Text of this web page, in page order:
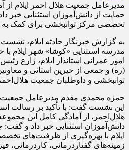
مدیرعامل جمعیت هلال احمر ایلام از
حمایت از دانش‌آموزان استثنایی خبر
تخصصی مرکز توانبخشی برای کمک به
به گزارش خبرنگار حادثه ایلام،
مدرسه استثنایی «کوشا» شهر ایلام
امور عمرانی استاندار ایلام، زارع
(ره) و جمعی از خیرین استانی و
توانبخشی و داوطلبان جمعیت
حمزه محمدی مقدم مدیرعامل جمعیت
این نشست گفت: با تأکید بر رسالت
هلال‌احمر، از آمادگی کامل این
دانش‌آموزان استثنایی خبر داد و
ایلام با بهره‌گیری از ظرفیت‌های
زمینه‌های گفتاردرمانی، کاردرمانی،